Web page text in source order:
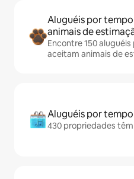
Aluguéis por
animais de
Encontre 150
aceitam animais de
Aluguéis por
430 propriedades